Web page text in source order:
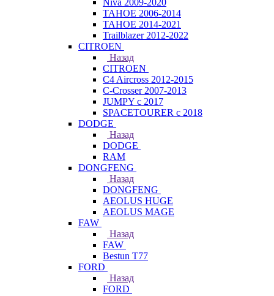
Niva 2009-2020
TAHOE 2006-2014
TAHOE 2014-2021
Trailblazer 2012-2022
CITROEN
Назад
CITROEN
C4 Aircross 2012-2015
C-Crosser 2007-2013
JUMPY с 2017
SPACETOURER с 2018
DODGE
Назад
DODGE
RAM
DONGFENG
Назад
DONGFENG
AEOLUS HUGE
AEOLUS MAGE
FAW
Назад
FAW
Bestun T77
FORD
Назад
FORD